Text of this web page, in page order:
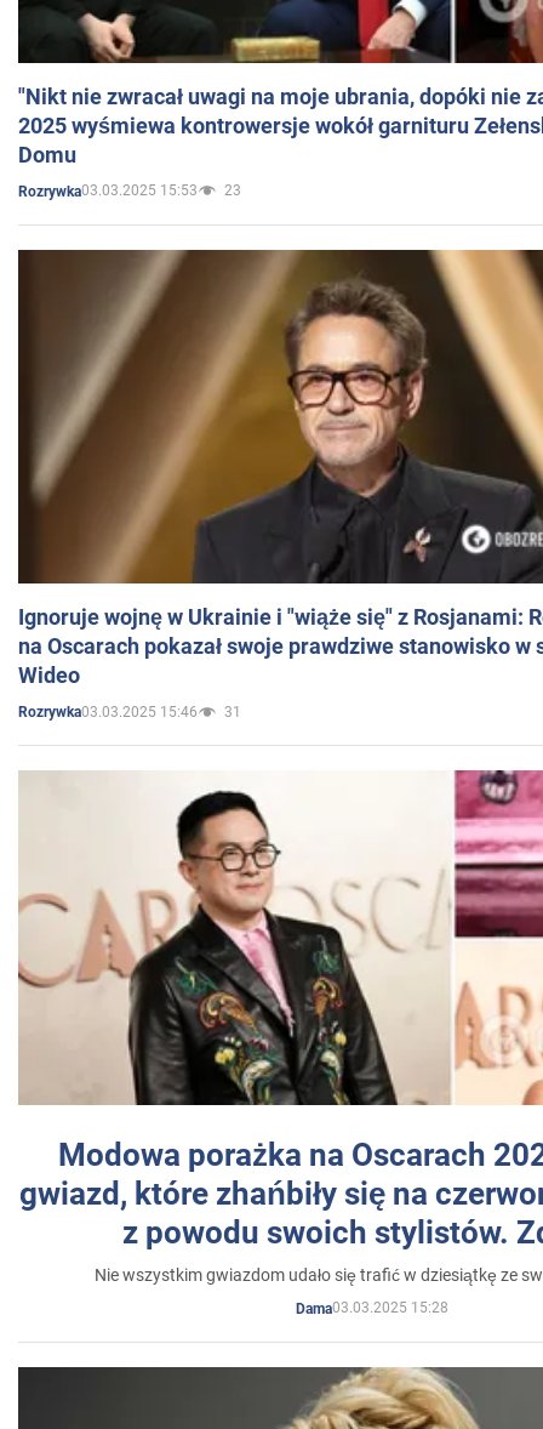
"Nikt nie zwracał uwagi na moje ubrania, dopóki nie
2025 wyśmiewa kontrowersje wokół garnituru
Domu
Rozrywka03.03.2025 15:53 23
Ignoruje wojnę w Ukrainie i "wiąże się" z Rosjanami:
na Oscarach pokazał swoje prawdziwe stanowisko w
Wideo
Rozrywka03.03.2025 15:46 31
Modowa porażka na Oscarach
gwiazd, które zhańbiły się na
z powodu swoich stylistów.
Nie wszystkim gwiazdom udało się trafić w dziesiątkę ze
Dama03.03.2025 15:28